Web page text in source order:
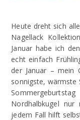
Heute dreht sich
Nagellack
Januar habe ich
echt einfach
der Januar – mein
sonnigste, wärmste
Nordhalbkugel
jedem Fall hilft